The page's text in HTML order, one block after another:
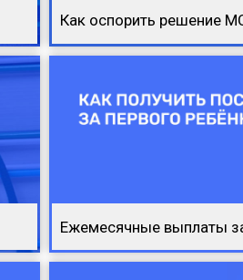
Как оспорить решение
Ежемесячные выплаты